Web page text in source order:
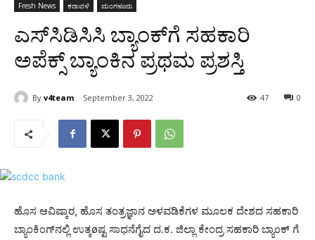
Fresh News ಕರಾವಳಿ ಮಂಗಳೂರು
ಎಸ್‍ಸಿಡಿಸಿಸಿ ಬ್ಯಾಂಕ್‍ಗೆ ಸಹಕಾರಿ
ಅಪೆಕ್ಸ್ ಬ್ಯಾಂಕಿನ ಪ್ರಥಮ ಪ್ರಶಸ್ತಿ
By v4team September 3, 2022 0
47
ಹೊಸ ಆವಿಷ್ಕಾರ, ಹೊಸ ತಂತ್ರಜ್ಞಾನ ಅಳವಡಿಕೆಗಳ ಮೂಲಕ ದೇಶದ ಸಹಕಾರಿ
ಬ್ಯಾಂಕಿಂಗ್‍ನಲ್ಲಿ ಉತ್ಕøಷ್ಟ ಸಾಧನೆಗೈದ ದ.ಕ. ಜಿಲ್ಲಾ ಕೇಂದ್ರ ಸಹಕಾರಿ ಬ್ಯಾಂಕ್ ಗೆ